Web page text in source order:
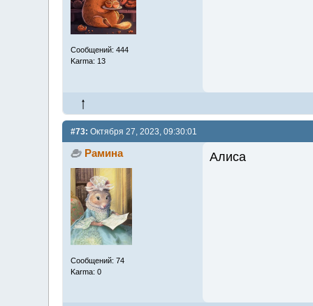
Сообщений: 444
Karma: 13
#73: Октября 27, 2023, 09:30:01
Рамина
Сообщений: 74
Karma: 0
Алиса